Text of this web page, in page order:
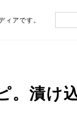
ィアです。
。漬け